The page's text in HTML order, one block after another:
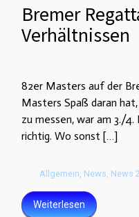
Bremer
Verhältnissen
82er Masters auf der
Masters Spaß daran
zu messen, war am 3./
richtig. Wo sonst […]
Allgemein, News, News
Weiterlesen